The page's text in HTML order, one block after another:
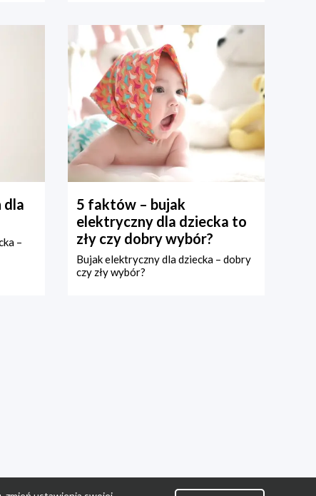
dla
–
5 faktów – bujak
elektryczny dla dziecka to
zły czy dobry wybór?
Bujak elektryczny dla dziecka – dobry
czy zły wybór?